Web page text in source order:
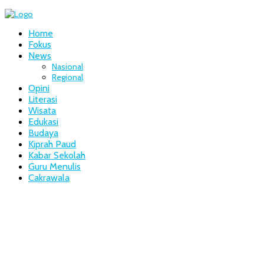
Home
Fokus
News
Nasional
Regional
Opini
Literasi
Wisata
Edukasi
Budaya
Kiprah Paud
Kabar Sekolah
Guru Menulis
Cakrawala